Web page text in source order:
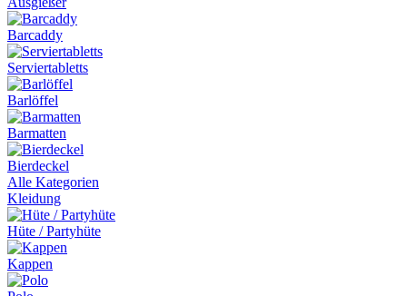
Barcaddy
Serviertabletts
Barlöffel
Barmatten
Bierdeckel
Alle Kategorien
Kleidung
Hüte / Partyhüte
Kappen